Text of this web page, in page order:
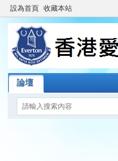
設為首頁 收藏本站
論壇